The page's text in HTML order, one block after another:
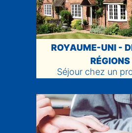
ROYAUME-UNI -
RÉGIONS
Séjour chez un